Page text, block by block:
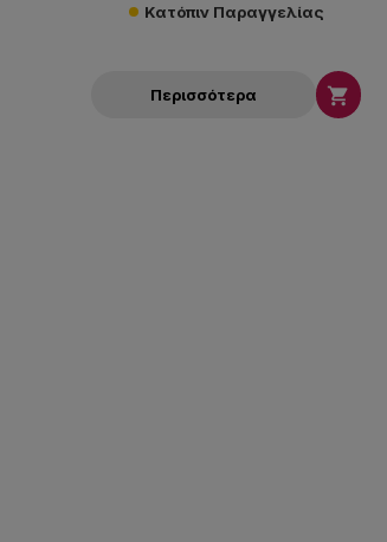
Κατόπιν Παραγγελίας
Περισσότερα 